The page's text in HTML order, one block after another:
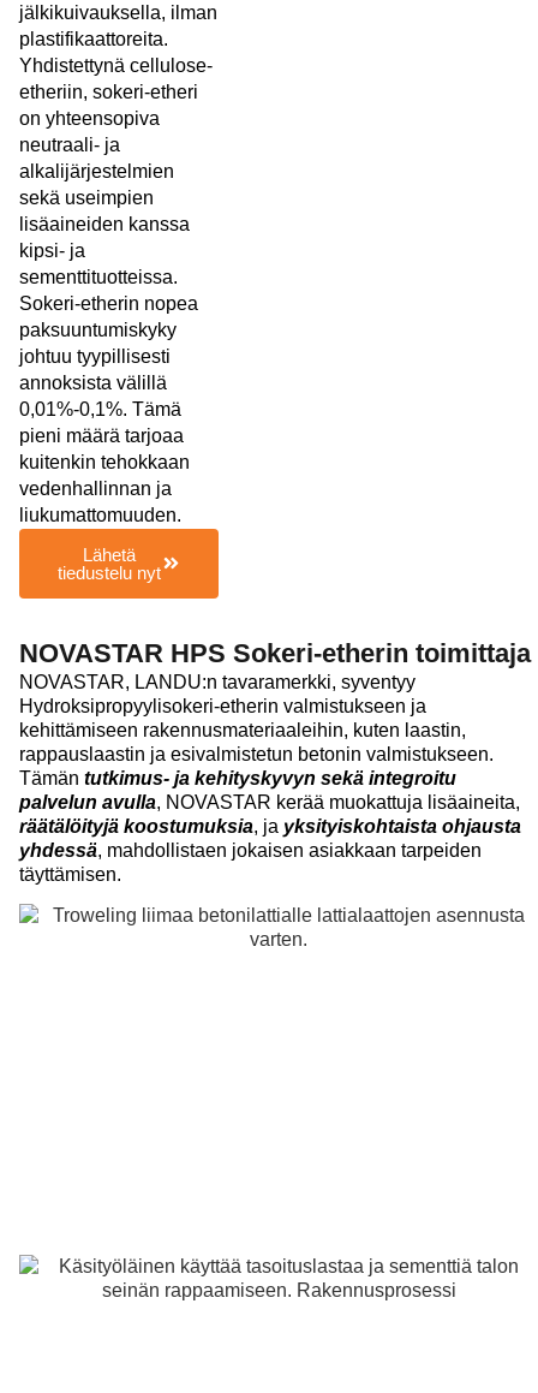
jälkikuivauksella, ilman
plastifikaattoreita.
Yhdistettynä cellulose-
etheriin, sokeri-etheri
on yhteensopiva
neutraali- ja
alkalijärjestelmien
sekä useimpien
lisäaineiden kanssa
kipsi- ja
sementtituotteissa.
Sokeri-etherin nopea
paksuuntumiskyky
johtuu tyypillisesti
annoksista välillä
0,01%-0,1%. Tämä
pieni määrä tarjoaa
kuitenkin tehokkaan
vedenhallinnan ja
liukumattomuuden.
Lähetä
tiedustelu nyt
NOVASTAR HPS Sokeri-etherin toimittaja
NOVASTAR, LANDU:n tavaramerkki, syventyy
Hydroksipropyylisokeri-etherin valmistukseen ja
kehittämiseen rakennusmateriaaleihin, kuten laastin,
rappauslaastin ja esivalmistetun betonin valmistukseen.
Tämän tutkimus- ja kehityskyvyn sekä integroitu
palvelun avulla, NOVASTAR kerää muokattuja lisäaineita,
räätälöityjä koostumuksia, ja yksityiskohtaista ohjausta
yhdessä, mahdollistaen jokaisen asiakkaan tarpeiden
täyttämisen.